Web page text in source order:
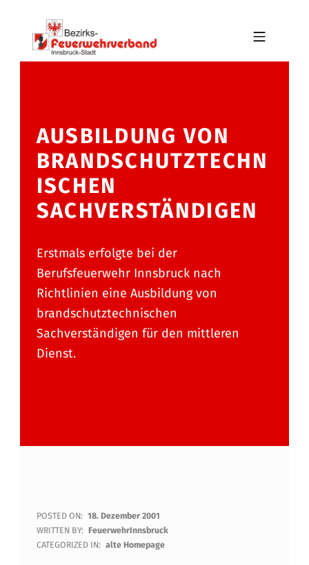
Skip to main navigation
Skip to main content
Skip to footer
BFV INNSBRUCK-STADT
AUSBILDUNG VON
BRANDSCHUTZTECHN
ISCHEN
SACHVERSTÄNDIGEN
Erstmals erfolgte bei der
Berufsfeuerwehr Innsbruck nach
Richtlinien eine Ausbildung von
brandschutztechnischen
Sachverständigen für den mittleren
Dienst.
A
U
POSTED ON: 18. Dezember 2001
WRITTEN BY: FeuerwehrInnsbruck
CATEGORIZED IN: alte Homepage